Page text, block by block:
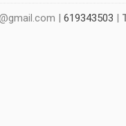
|619343503 |